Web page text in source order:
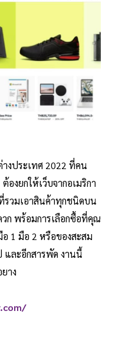
งประเทศ 2022 ที่คน
งยกให้เว็บจากอเมริกา
รวมเอาสินค้าทุกชนิดบน
ก พร้อมการเลือกซื้อที่คุณ
อ 1 มือ 2 หรือของสะสม
ละอีกสารพัด งานนี้
าง